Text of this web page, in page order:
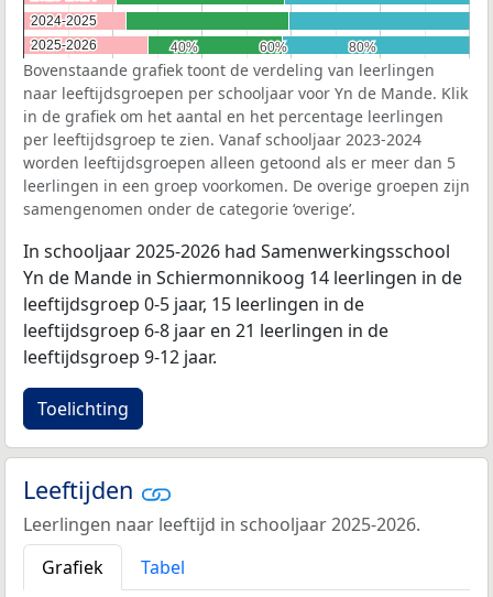
40%
40% 60%
60% 80%
80%
2024-2025
2024-2025
2025-2026
2025-2026
Bovenstaande grafiek toont de verdeling van leerlingen
naar leeftijdsgroepen per schooljaar voor Yn de Mande. Klik
in de grafiek om het aantal en het percentage leerlingen
per leeftijdsgroep te zien. Vanaf schooljaar 2023-2024
worden leeftijdsgroepen alleen getoond als er meer dan 5
leerlingen in een groep voorkomen. De overige groepen zijn
samengenomen onder de categorie ‘overige’.
In schooljaar 2025-2026 had Samenwerkingsschool
Yn de Mande in Schiermonnikoog 14 leerlingen in de
leeftijdsgroep 0-5 jaar, 15 leerlingen in de
leeftijdsgroep 6-8 jaar en 21 leerlingen in de
leeftijdsgroep 9-12 jaar.
Toelichting
Leeftijden
Leerlingen naar leeftijd in schooljaar 2025-2026.
Grafiek
Tabel